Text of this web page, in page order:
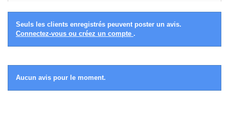
Seuls les clients enregistrés peuvent poster un avis.
Connectez-vous ou créez un compte .
Aucun avis pour le moment.